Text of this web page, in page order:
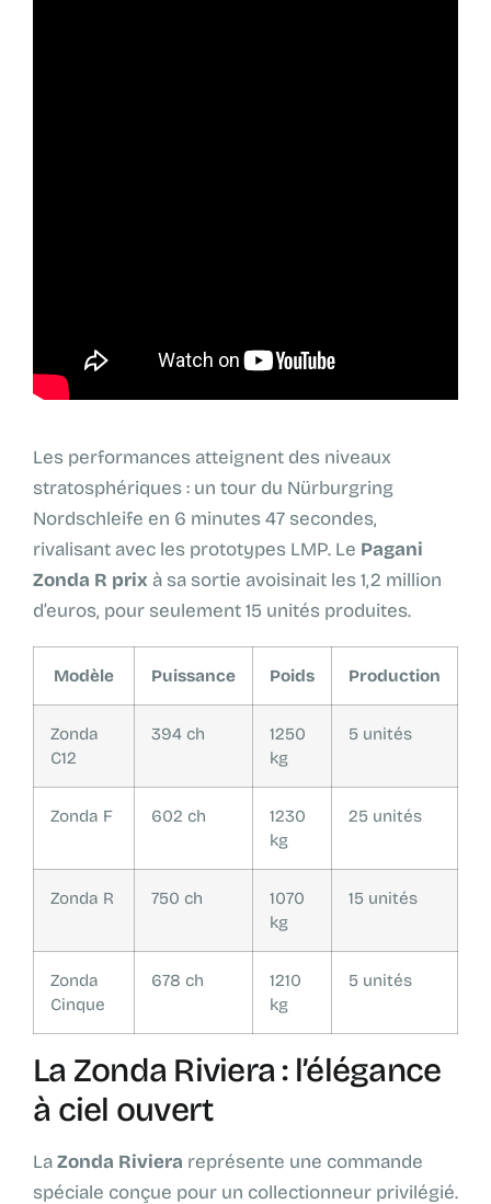
Les performances atteignent des niveaux
stratosphériques : un tour du Nürburgring
Nordschleife en 6 minutes 47 secondes,
rivalisant avec les prototypes LMP. Le Pagani
Zonda R prix à sa sortie avoisinait les 1,2 million
d’euros, pour seulement 15 unités produites.
Modèle Puissance Poids Production
Zonda
C12
394 ch
1250
kg
5 unités
Zonda F 602 ch
1230
kg
25 unités
Zonda R 750 ch
1070
kg
15 unités
Zonda
Cinque
678 ch
1210
kg
5 unités
La Zonda Riviera : l’élégance
à ciel ouvert
LaZonda Riviera représente une commande
spéciale conçue pour un collectionneur privilégié.